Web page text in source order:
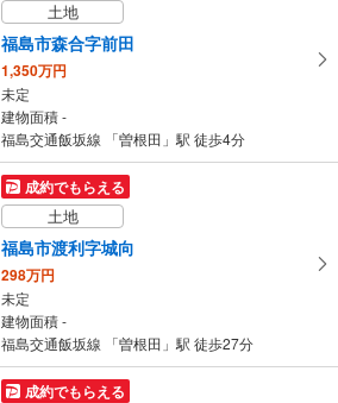
建物面積 110.12m
福島交通飯坂線 「曽根田」駅 徒歩18分
土地
福島市森合字前田
1,350万円
未定
建物面積 -
福島交通飯坂線 「曽根田」駅 徒歩4分
成約でもらえる
土地
福島市渡利字城向
298万円
未定
建物面積 -
福島交通飯坂線 「曽根田」駅 徒歩27分
成約でもらえる